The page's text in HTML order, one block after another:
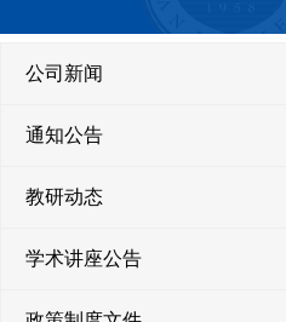
公司新闻
通知公告
教研动态
学术讲座公告